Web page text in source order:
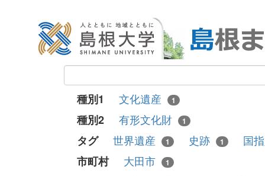
種別1 文化遺産 1
種別2 有形文化財 1
タグ 世界遺産 1 史跡 1
国
市町村
大田市 1